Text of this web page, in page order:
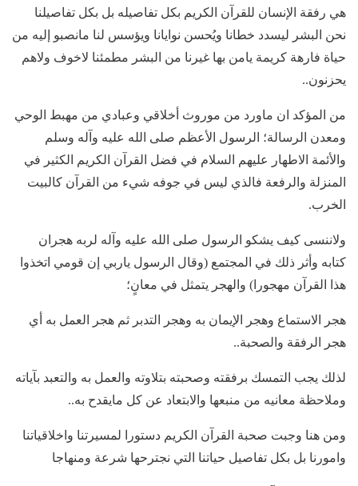
هي رفقة الإنسان للقرآن الكريم بكل تفاصيله بل بكل تفاصيلنا
نحن البشر ليسدد خطانا ويُحسن نوايانا ويؤسس لنا مانصبو إليه من
حياة فارهة كريمة يامن بها غيرنا من البشر مطمئنا لاخوف ولاهم
يحزنون..
من المؤكد ان ماورد من موروث أخلاقي وعبادي من مهبط الوحي
ومعدن الرسالة؛ الرسول الأعظم صلى الله عليه وآله وسلم
والأئمة الاطهار عليهم السلام في فضل القرآن الكريم الكثير في
المنزلة والرفعة فالذي ليس في جوفه شيء من القرآن كالبيت
الخرب.
ولاننسى كيف يشكو الرسول صلى الله عليه وآله لربه هجران
كتابه وأثر ذلك في المجتمع (وقال الرسول ياربي إن قومي اتخذوا
هذا القرآن مهجورا) والهجر يتمثل في معانٍ؛
هجر الاستماع وهجر الإيمان به وهجر التدبر ثم هجر العمل به أي
هجر الرفقة والصحبة..
لذلك يجب التمسك برفقته وصحبته بتلاوته والعمل به والتعبد بآياته
وملاحظة معانيه من منبعها والابتعاد عن كل مايقدح به..
ومن هنا وجبت صحبة القرآن الكريم دستورا لمسيرتنا واخلاقياتنا
وامورنا بل بكل تفاصيل حياتنا التي نجترحها شرعة ومنهاجا